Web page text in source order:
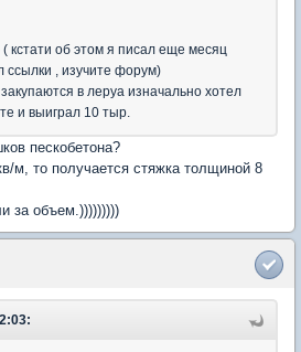
кстати об этом я писал еще месяц
ссылки , изучите форум)
закупаются в леруа изначально хотел
и выиграл 10 тыр.
пескобетона?
м, то получается стяжка толщиной 8
за объем.)))))))))